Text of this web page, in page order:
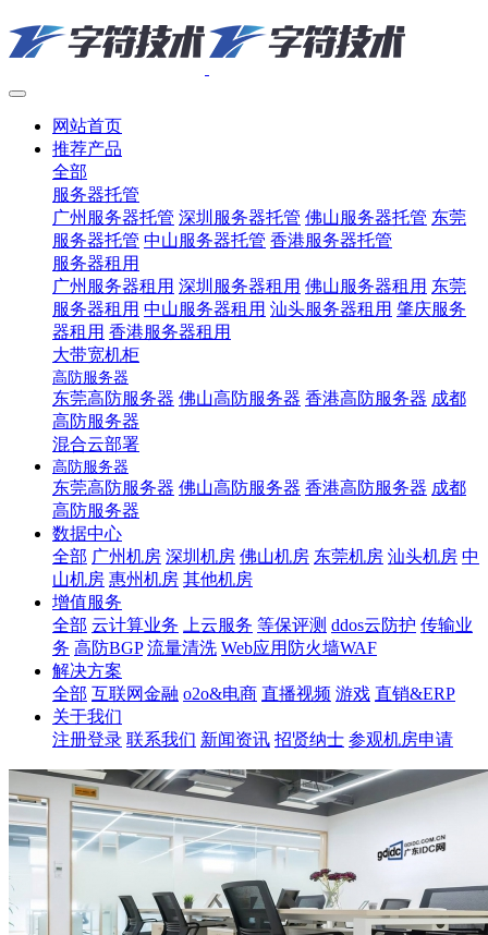
网站首页
推荐产品
全部
服务器托管
广州服务器托管 深圳服务器托管 佛山服务器托管 东莞
服务器托管 中山服务器托管 香港服务器托管
服务器租用
广州服务器租用 深圳服务器租用 佛山服务器租用 东莞
服务器租用 中山服务器租用 汕头服务器租用 肇庆服务
器租用 香港服务器租用
大带宽机柜
高防服务器
东莞高防服务器 佛山高防服务器 香港高防服务器 成都
高防服务器
混合云部署
高防服务器
东莞高防服务器 佛山高防服务器 香港高防服务器 成都
高防服务器
数据中心
全部 广州机房 深圳机房 佛山机房 东莞机房 汕头机房 中
山机房 惠州机房 其他机房
增值服务
全部 云计算业务 上云服务 等保评测 ddos云防护 传输业
务 高防BGP 流量清洗 Web应用防火墙WAF
解决方案
全部 互联网金融 o2o&电商 直播视频 游戏 直销&ERP
关于我们
注册登录 联系我们 新闻资讯 招贤纳士 参观机房申请